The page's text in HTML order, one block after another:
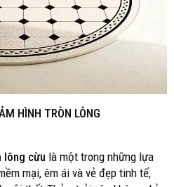
HÌNH TRÒN LÔNG
lông cừu là một trong những lựa
mại, êm ái và vẻ đẹp tinh tế,